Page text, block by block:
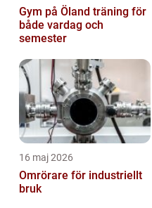
Gym på Öland träning för
både vardag och
semester
16 maj 2026
Omrörare för industriellt
bruk